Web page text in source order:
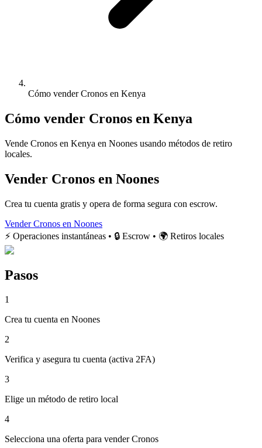
Cómo vender Cronos en Kenya
Cómo vender Cronos en Kenya
Vende Cronos en Kenya en Noones usando métodos de retiro
locales.
Vender Cronos en Noones
Crea tu cuenta gratis y opera de forma segura con escrow.
Vender Cronos en Noones
⚡ Operaciones instantáneas • 🔒 Escrow • 🌍 Retiros locales
Pasos
1
Crea tu cuenta en Noones
2
Verifica y asegura tu cuenta (activa 2FA)
3
Elige un método de retiro local
4
Selecciona una oferta para vender Cronos